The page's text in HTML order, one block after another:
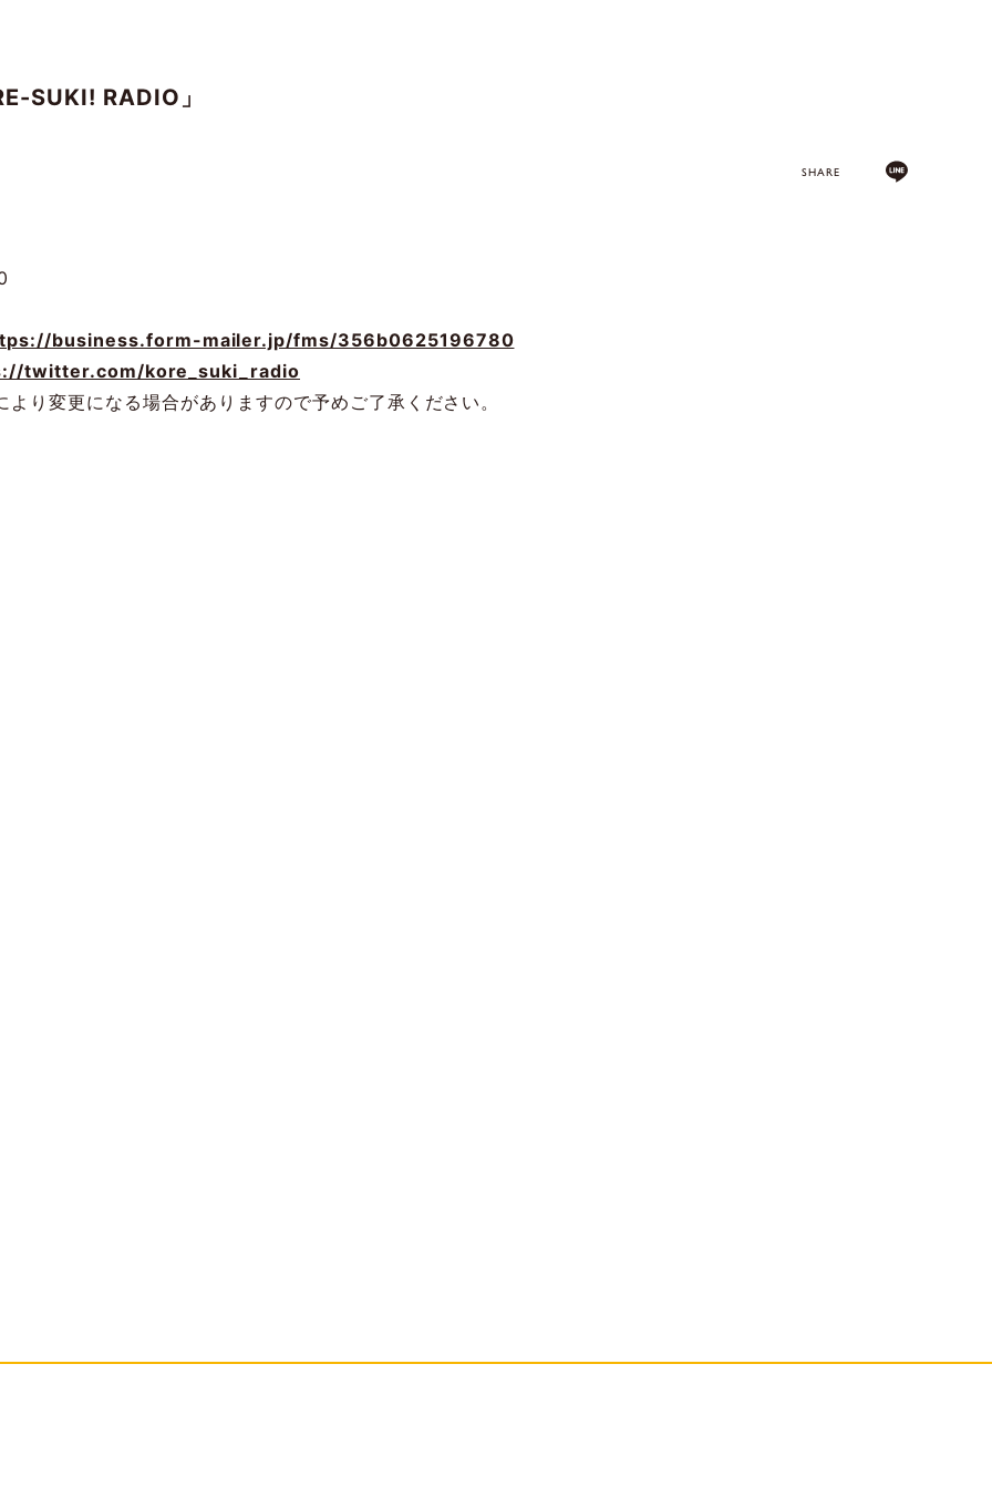
SUKI! RADIO」
SHARE
business.form-mailer.jp/fms/356b0625196780
twitter.com/kore_suki_radio
り変更になる場合がありますので予めご了承ください。